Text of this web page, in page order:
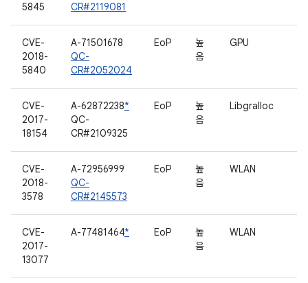
5845
CR#2119081
CVE-
2018-
5840
A-71501678
QC-
CR#2052024
EoP
높
음
GPU
CVE-
2017-
18154
A-62872238*
QC-
CR#2109325
EoP
높
음
Libgralloc
CVE-
2018-
3578
A-72956999
QC-
CR#2145573
EoP
높
음
WLAN
CVE-
2017-
13077
A-77481464* EoP
높
음
WLAN